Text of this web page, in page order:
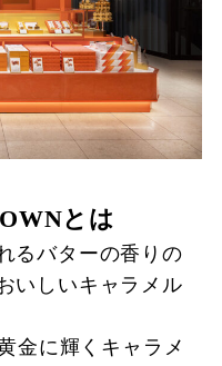
とは
るバターの香りの
いしいキャラメル
金に輝くキャラメ